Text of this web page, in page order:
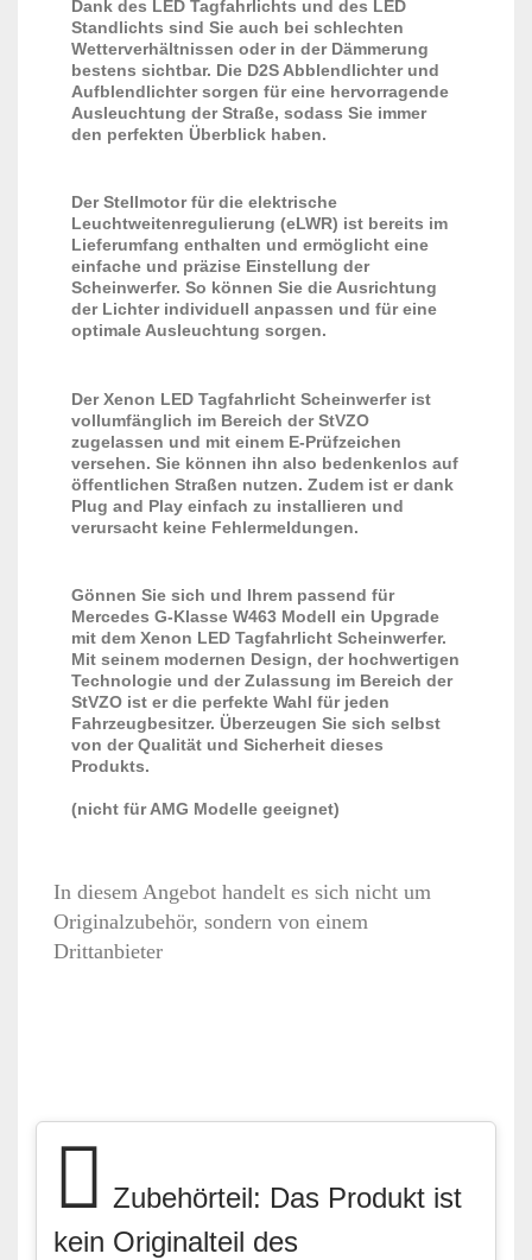
Dank des LED Tagfahrlichts und des LED
Standlichts sind Sie auch bei schlechten
Wetterverhältnissen oder in der Dämmerung
bestens sichtbar. Die D2S Abblendlichter und
Aufblendlichter sorgen für eine hervorragende
Ausleuchtung der Straße, sodass Sie immer
den perfekten Überblick haben.
Der Stellmotor für die elektrische
Leuchtweitenregulierung (eLWR) ist bereits im
Lieferumfang enthalten und ermöglicht eine
einfache und präzise Einstellung der
Scheinwerfer. So können Sie die Ausrichtung
der Lichter individuell anpassen und für eine
optimale Ausleuchtung sorgen.
Der Xenon LED Tagfahrlicht Scheinwerfer ist
vollumfänglich im Bereich der StVZO
zugelassen und mit einem E-Prüfzeichen
versehen. Sie können ihn also bedenkenlos auf
öffentlichen Straßen nutzen. Zudem ist er dank
Plug and Play einfach zu installieren und
verursacht keine Fehlermeldungen.
Gönnen Sie sich und Ihrem passend für
Mercedes G-Klasse W463 Modell ein Upgrade
mit dem Xenon LED Tagfahrlicht Scheinwerfer.
Mit seinem modernen Design, der hochwertigen
Technologie und der Zulassung im Bereich der
StVZO ist er die perfekte Wahl für jeden
Fahrzeugbesitzer. Überzeugen Sie sich selbst
von der Qualität und Sicherheit dieses
Produkts.
(nicht für AMG Modelle geeignet)
In diesem Angebot handelt es sich nicht um
Originalzubehör, sondern von einem
Drittanbieter
Zubehörteil: Das Produkt ist
kein Originalteil des